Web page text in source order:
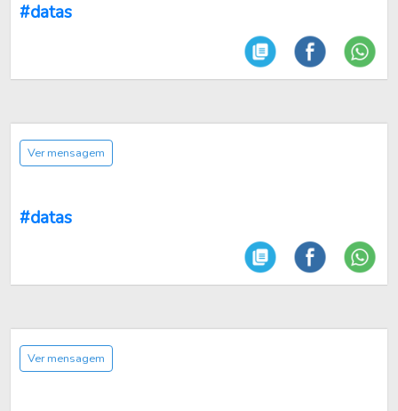
#datas
Ver mensagem
#datas
Ver mensagem